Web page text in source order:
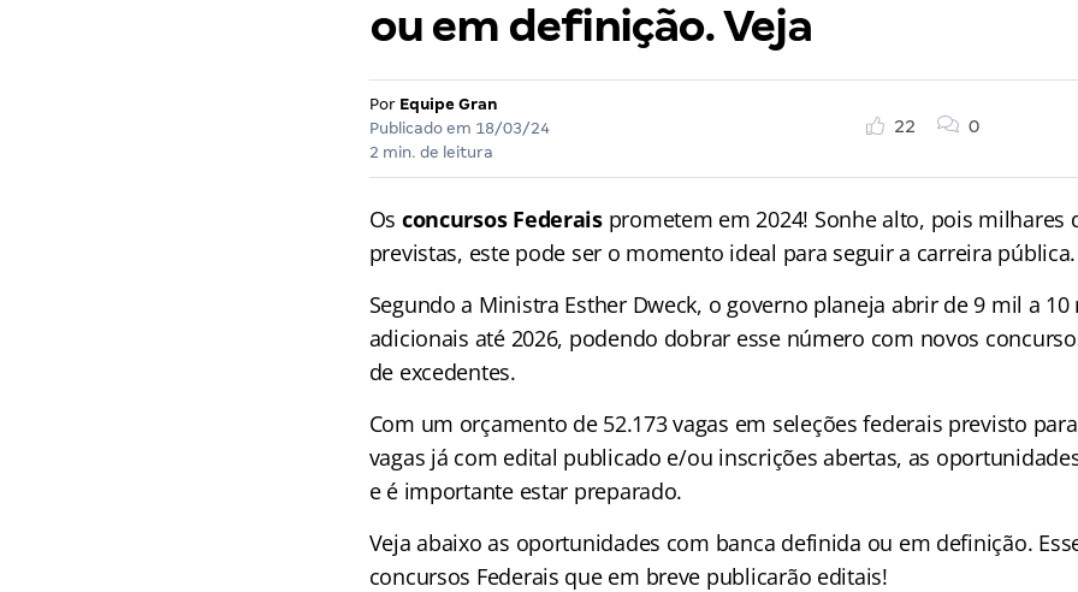
ou em definição. Veja
Por Equipe Gran
Publicado em 18/03/24
2 min. de leitura
22 0
Os concursos Federaisprometem em 2024! Sonhe alto, pois milhares
previstas, este pode ser o momento ideal para seguir a carreira pública.
Segundo a Ministra Esther Dweck, o governo planeja abrir de 9 mil a 10
adicionais até 2026, podendo dobrar esse número com novos
de excedentes.
Com um orçamento de 52.173 vagas em seleções federais previsto
vagas já com edital publicado e/ou inscrições abertas, as
e é importante estar preparado.
Veja abaixo as oportunidades com banca definida ou em definição.
concursos Federais que em breve publicarão editais!